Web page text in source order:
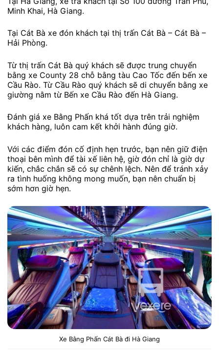
Minh Khai, Hà Giang.
Tại Cát Bà xe đón khách tại thị trấn Cát Bà – Cát Bà –
Hải Phòng.
Từ thị trấn Cát Bà quý khách sẽ được trung chuyển
bằng xe County 28 chỗ bằng tàu Cao Tốc đến bến xe
Cầu Rào. Từ Cầu Rào quý khách sẽ di chuyển bằng xe
giường nằm từ Bến xe Cầu Rào đến Hà Giang.
Đánh giá xe Bằng Phấn khá tốt dựa trên trải nghiệm
khách hàng, luôn cam kết khởi hành đúng giờ.
Với các điểm đón cố định hẹn trước, bạn nên giữ điện
thoại bên mình để tài xế liên hệ, giờ đón chỉ là giờ dự
kiến, chắc chắn sẽ có sự chênh lệch. Nên để tránh xảy
ra tình huống không mong muốn, bạn nên chuẩn bị
sớm hơn giờ hẹn.
Xe Bằng Phấn Cát Bà đi Hà Giang